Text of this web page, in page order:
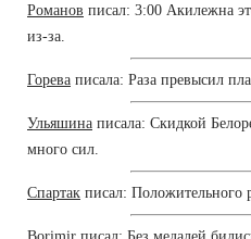
Романов писал: 3:00 Акилежна
из-за.
Горева писала: Раза превысил
Ульяшина писала: Скидкой
много сил.
Спартак писал: Положительного